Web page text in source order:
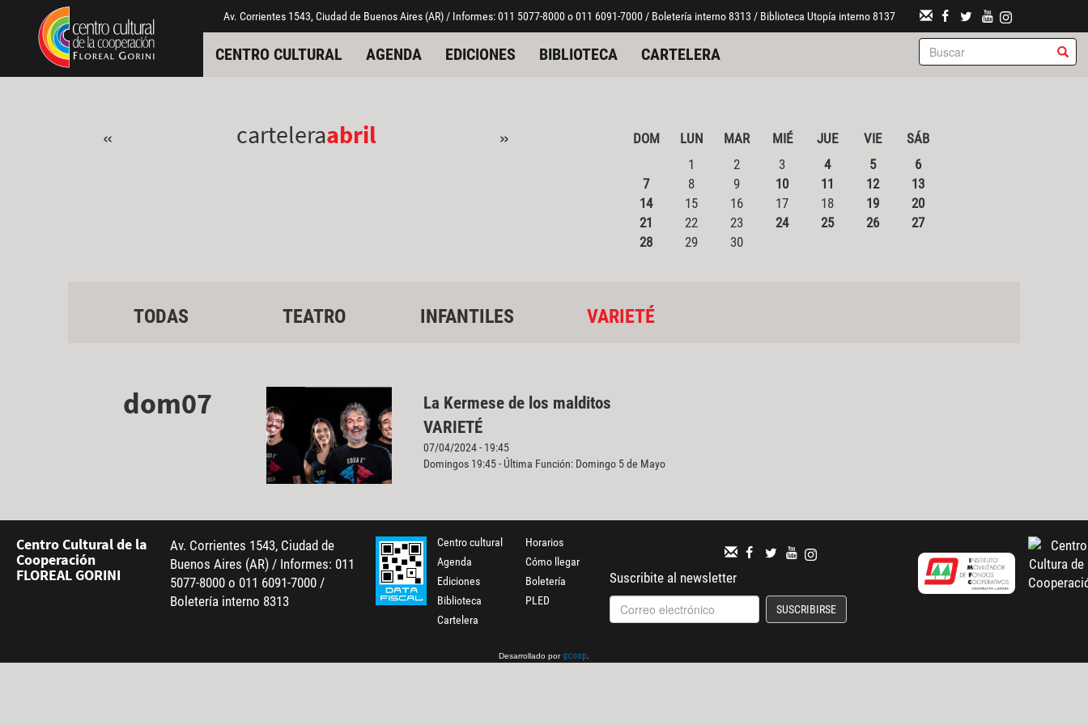
Pasar al contenido principal
Jump to main content Av. Corrientes 1543, Ciudad de Buenos Aires (AR) / Informes: 011 5077-8000 o 011 6091-7000 / Boletería interno 8313 / Biblioteca Utopía interno 8137
CENTRO CULTURAL AGENDA EDICIONES BIBLIOTECA CARTELERA
« carteleraabril » DOM LUN MAR MIÉ JUE VIE
SÁB
1
2 3 4 5
6
7
8 9 10 11 12
13
14
15 16 17 18 19
20
21
22 23 24 25 26
27
28
29 30
TODAS TEATRO INFANTILES VARIETÉ
dom07
La Kermese de los malditos
VARIETÉ
07/04/2024 - 19:45
Domingos 19:45 - Última Función: Domingo 5 de Mayo
Centro Cultural de la
Cooperación
FLOREAL GORINI
Av. Corrientes 1543, Ciudad de
Buenos Aires (AR) / Informes: 011
5077-8000 o 011 6091-7000 /
Boletería interno 8313
Centro cultural
Agenda
Ediciones
Biblioteca
Cartelera
Horarios
Cómo llegar
Boletería
PLED
Suscribite al newsletter
SUSCRIBIRSE
Desarrollado por gcoop